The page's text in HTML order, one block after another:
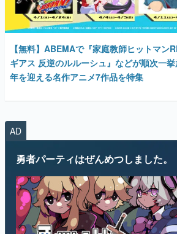
カテゴリ
特集記事
マンガ
女性向け
アプリレビュー
その他
電ファミニコゲーマーとは？
運営：株式会社マレ
【無料】ABEMAで『家庭教師ヒットマン
ギアス 反逆のルルーシュ』などが順次一
年を迎える名作アニメ7作品を特集
AD